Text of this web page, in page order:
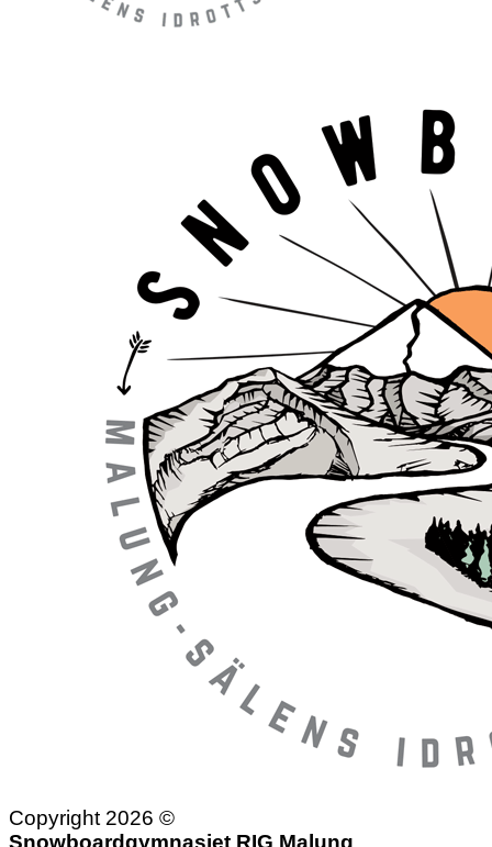
Copyright 2026 ©
Snowboardgymnasiet RIG Malung